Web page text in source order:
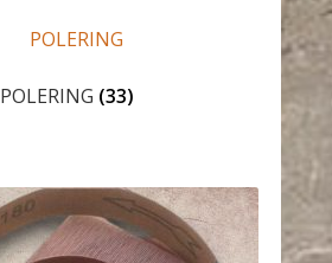
POLERING (33)